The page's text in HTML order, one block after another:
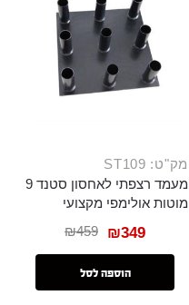
מק"ט: ST109
מעמד רצפתי לאחסון סטנד 9
מוטות אולימפי מקצועי
₪459 ₪349
הוספה לסל